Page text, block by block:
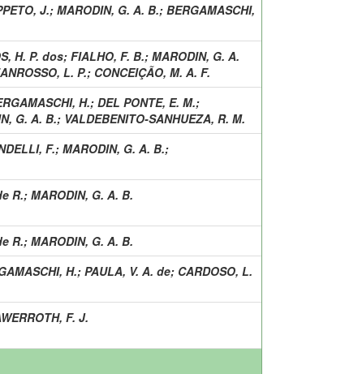
J.; MARODIN, G. A. B.; BERGAMASCHI,
H. P. dos; FIALHO, F. B.; MARODIN, G. A.
L. P.; CONCEIÇÃO, M. A. F.
H.; DEL PONTE, E. M.;
G. A. B.; VALDEBENITO-SANHUEZA, R. M.
F.; MARODIN, G. A. B.;
R.; MARODIN, G. A. B.
R.; MARODIN, G. A. B.
H.; PAULA, V. A. de; CARDOSO, L.
F. J.